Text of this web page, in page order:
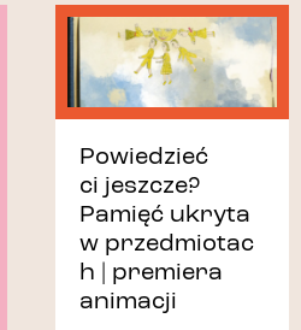
MÓWIONEJ
ALBUMY
OGŁOSZENIA
CYKLE
DLA RODZIN
MOCZARSKIEGO
KURATORSKIE
RELACJE
SPACER
SPOTKANIE Z KSIĄŻKĄ
Powiedzieć
ci jeszcze?
Pamięć ukryta
w przedmiotac
h | premiera
animacji